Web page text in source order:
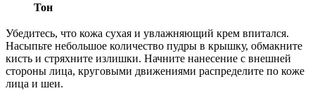
Тон
Убедитесь, что кожа сухая и увлажняющий крем впитался.
Насыпьте небольшое количество пудры в крышку, обмакните
кисть и стряхните излишки. Начните нанесение с внешней
стороны лица, круговыми движениями распределите по коже
лица и шеи.